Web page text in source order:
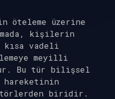
üzerine
kişilerin
kısa vadeli
meyilli
Bu tür bilişsel
biridir.